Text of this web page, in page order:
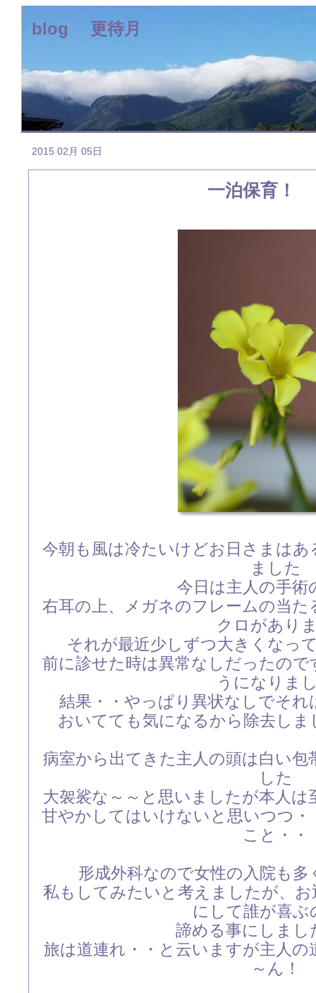
blog 更待月
2015 02月 05日
一泊保育！
今朝も風は冷たいけどお日さまは
ました
今日は主人の手術
右耳の上、メガネのフレームの当
クロがあり
それが最近少しずつ大きくなっ
前に診せた時は異常なしだったの
うになりま
結果・・やっぱり異状なしでそ
おいてても気になるから除去し
病室から出てきた主人の頭は白い
した
大袈裟な～～と思いましたが本人
甘やかしてはいけないと思いつつ
こと・・
形成外科なので女性の入院も
私もしてみたいと考えましたが、
にして誰が喜ぶ
諦める事にしまし
旅は道連れ・・と云いますが主人
～ん！